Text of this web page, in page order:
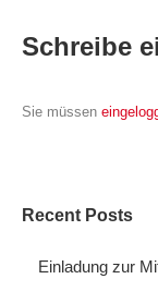
Schreibe
Sie müssen
Recent Posts
Einladung zur